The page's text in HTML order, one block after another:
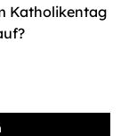
Katholikentag